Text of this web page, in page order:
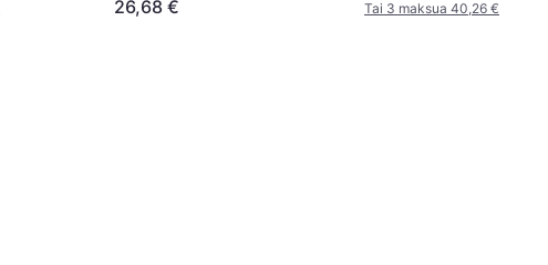
26,68 € Tai 3 maksua 40,26 €